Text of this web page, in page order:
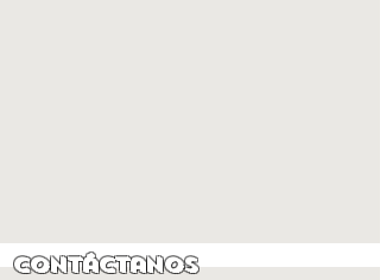
Contáctanos